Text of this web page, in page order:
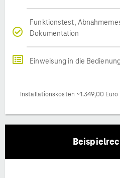
Funktionstest,
Dokumentation
Einweisung in die
Installationskosten ~1.349,00 Euro